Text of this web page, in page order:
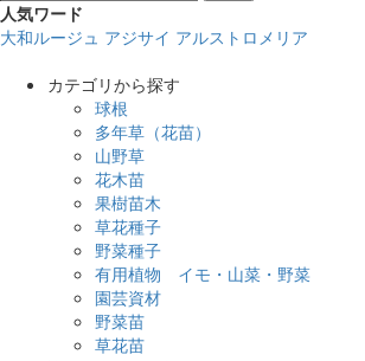
人気ワード
大和ルージュ アジサイ アルストロメリア
カテゴリから探す
球根
多年草（花苗）
山野草
花木苗
果樹苗木
草花種子
野菜種子
有用植物 イモ・山菜・野菜
園芸資材
野菜苗
草花苗